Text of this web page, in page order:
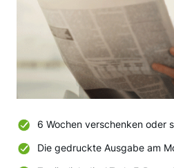
6 Wochen verschenken oder
Die gedruckte Ausgabe am